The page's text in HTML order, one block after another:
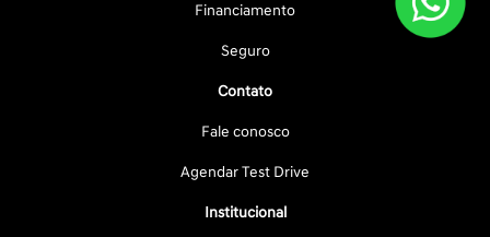
Financiamento
Seguro
Contato
Fale conosco
Agendar Test Drive
Institucional